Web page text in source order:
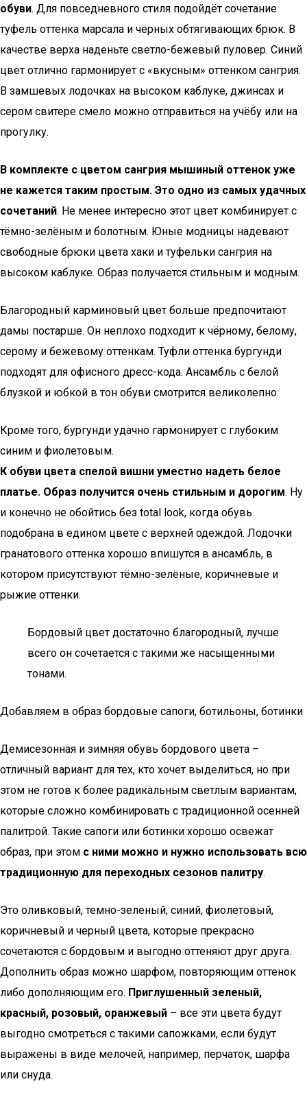
обуви. Для повседневного стиля подойдёт сочетание
туфель оттенка марсала и чёрных обтягивающих брюк. В
качестве верха наденьте светло-бежевый пуловер. Синий
цвет отлично гармонирует с «вкусным» оттенком сангрия.
В замшевых лодочках на высоком каблуке, джинсах и
сером свитере смело можно отправиться на учёбу или на
прогулку.
В комплекте с цветом сангрия мышиный оттенок уже
не кажется таким простым. Это одно из самых удачных
сочетаний. Не менее интересно этот цвет комбинирует с
тёмно-зелёным и болотным. Юные модницы надевают
свободные брюки цвета хаки и туфельки сангрия на
высоком каблуке. Образ получается стильным и модным.
Благородный карминовый цвет больше предпочитают
дамы постарше. Он неплохо подходит к чёрному, белому,
серому и бежевому оттенкам. Туфли оттенка бургунди
подходят для офисного дресс-кода. Ансамбль с белой
блузкой и юбкой в тон обуви смотрится великолепно.
Кроме того, бургунди удачно гармонирует с глубоким
синим и фиолетовым.
К обуви цвета спелой вишни уместно надеть белое
платье. Образ получится очень стильным и дорогим. Ну
и конечно не обойтись без total look, когда обувь
подобрана в едином цвете с верхней одеждой. Лодочки
гранатового оттенка хорошо впишутся в ансамбль, в
котором присутствуют тёмно-зелёные, коричневые и
рыжие оттенки.
Бордовый цвет достаточно благородный, лучше
всего он сочетается с такими же насыщенными
тонами.
Добавляем в образ бордовые сапоги, ботильоны, ботинки
Демисезонная и зимняя обувь бордового цвета –
отличный вариант для тех, кто хочет выделиться, но при
этом не готов к более радикальным светлым вариантам,
которые сложно комбинировать с традиционной осенней
палитрой. Такие сапоги или ботинки хорошо освежат
образ, при этом с ними можно и нужно использовать всю
традиционную для переходных сезонов палитру.
Это оливковый, темно-зеленый, синий, фиолетовый,
коричневый и черный цвета, которые прекрасно
сочетаются с бордовым и выгодно оттеняют друг друга.
Дополнить образ можно шарфом, повторяющим оттенок
либо дополняющим его. Приглушенный зеленый,
красный, розовый, оранжевый – все эти цвета будут
выгодно смотреться с такими сапожками, если будут
выражены в виде мелочей, например, перчаток, шарфа
или снуда.